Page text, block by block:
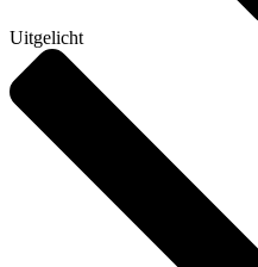
Uitgelicht